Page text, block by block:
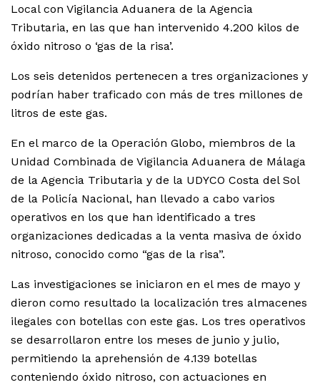
Local con Vigilancia Aduanera de la Agencia
Tributaria, en las que han intervenido 4.200 kilos de
óxido nitroso o ‘gas de la risa’.
Los seis detenidos pertenecen a tres organizaciones y
podrían haber traficado con más de tres millones de
litros de este gas.
En el marco de la Operación Globo, miembros de la
Unidad Combinada de Vigilancia Aduanera de Málaga
de la Agencia Tributaria y de la UDYCO Costa del Sol
de la Policía Nacional, han llevado a cabo varios
operativos en los que han identificado a tres
organizaciones dedicadas a la venta masiva de óxido
nitroso, conocido como “gas de la risa”.
Las investigaciones se iniciaron en el mes de mayo y
dieron como resultado la localización tres almacenes
ilegales con botellas con este gas. Los tres operativos
se desarrollaron entre los meses de junio y julio,
permitiendo la aprehensión de 4.139 botellas
conteniendo óxido nitroso, con actuaciones en